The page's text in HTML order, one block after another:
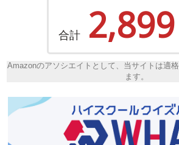
合計 2,899
Amazonのアソシエイトとして、当サイトは適
ます。